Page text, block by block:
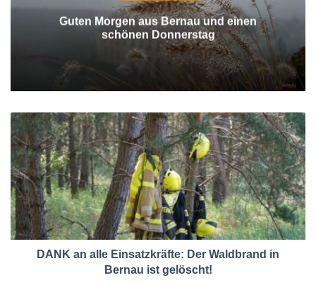
Guten Morgen aus Bernau und einen
schönen Donnerstag
DANK an alle Einsatzkräfte: Der Waldbrand in
Bernau ist gelöscht!